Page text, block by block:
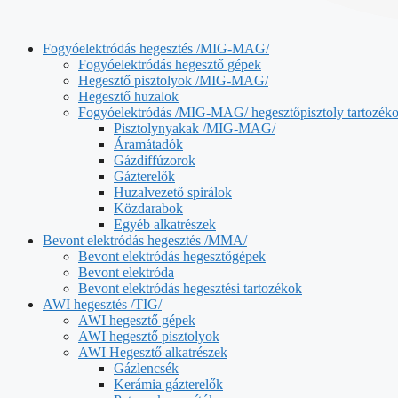
Fogyóelektródás hegesztés /MIG-MAG/
Fogyóelektródás hegesztő gépek
Hegesztő pisztolyok /MIG-MAG/
Hegesztő huzalok
Fogyóelektródás /MIG-MAG/ hegesztőpisztoly
Pisztolynyakak /MIG-MAG/
Áramátadók
Gázdiffúzorok
Gázterelők
Huzalvezető spirálok
Közdarabok
Egyéb alkatrészek
Bevont elektródás hegesztés /MMA/
Bevont elektródás hegesztőgépek
Bevont elektróda
Bevont elektródás hegesztési tartozékok
AWI hegesztés /TIG/
AWI hegesztő gépek
AWI hegesztő pisztolyok
AWI Hegesztő alkatrészek
Gázlencsék
Kerámia gázterelők